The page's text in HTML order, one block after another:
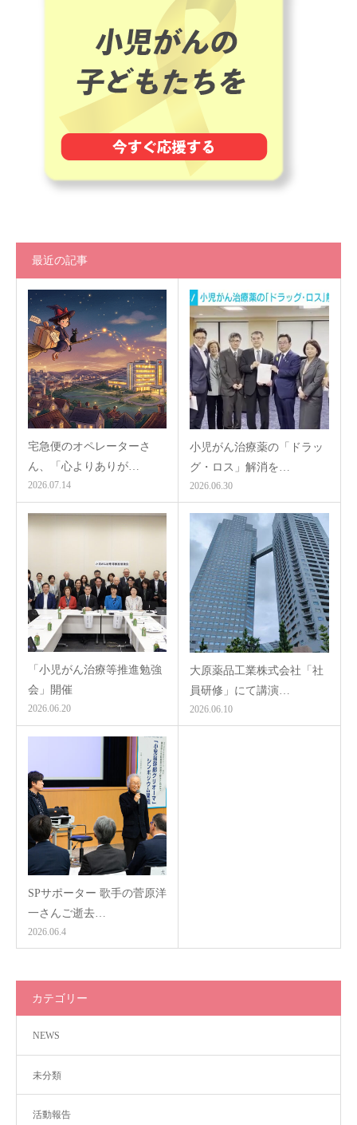
最近の記事
宅急便のオペレーターさ
ん、「心よりありが…
2026.07.14
小児がん治療薬の「ドラッ
グ・ロス」解消を…
2026.06.30
「小児がん治療等推進勉強
会」開催
2026.06.20
大原薬品工業株式会社「社
員研修」にて講演…
2026.06.10
SPサポーター 歌手の菅原洋
一さんご逝去…
2026.06.4
カテゴリー
NEWS
未分類
活動報告